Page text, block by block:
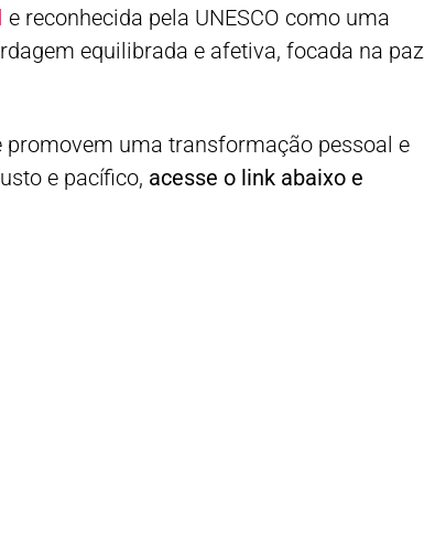
e reconhecida pela UNESCO como uma
equilibrada e afetiva, focada na paz
promovem uma transformação pessoal e
e pacífico, acesse o link abaixo e